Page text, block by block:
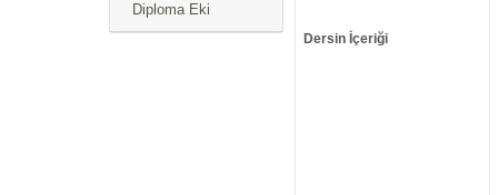
Diploma Eki
Dersin İçeriği